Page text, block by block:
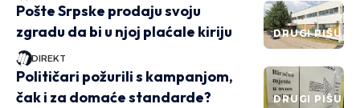
DRUGI PIŠU
Pošte Srpske prodaju svoju
zgradu da bi u njoj plaćale kiriju
DIREKT
DRUGI PIŠU
Političari požurili s kampanjom,
čak i za domaće standarde?